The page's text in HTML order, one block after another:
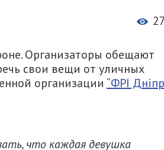
Организаторы обещают
свои вещи от уличных
организации “ФРІ
что каждая девушка